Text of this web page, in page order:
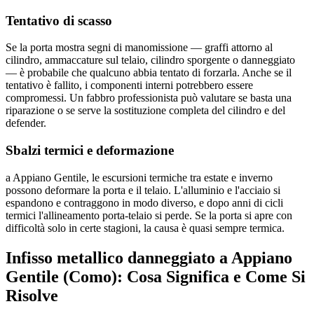
Tentativo di scasso
Se la porta mostra segni di manomissione — graffi attorno al
cilindro, ammaccature sul telaio, cilindro sporgente o danneggiato
— è probabile che qualcuno abbia tentato di forzarla. Anche se il
tentativo è fallito, i componenti interni potrebbero essere
compromessi. Un fabbro professionista può valutare se basta una
riparazione o se serve la sostituzione completa del cilindro e del
defender.
Sbalzi termici e deformazione
a Appiano Gentile, le escursioni termiche tra estate e inverno
possono deformare la porta e il telaio. L'alluminio e l'acciaio si
espandono e contraggono in modo diverso, e dopo anni di cicli
termici l'allineamento porta-telaio si perde. Se la porta si apre con
difficoltà solo in certe stagioni, la causa è quasi sempre termica.
Infisso metallico danneggiato a Appiano
Gentile (Como): Cosa Significa e Come Si
Risolve